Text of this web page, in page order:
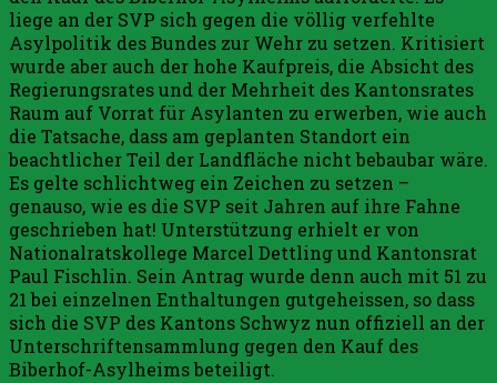
liege an der SVP sich gegen die völlig verfehlte
Asylpolitik des Bundes zur Wehr zu setzen. Kritisiert
wurde aber auch der hohe Kaufpreis, die Absicht des
Regierungsrates und der Mehrheit des Kantonsrates
Raum auf Vorrat für Asylanten zu erwerben, wie auch
die Tatsache, dass am geplanten Standort ein
beachtlicher Teil der Landfläche nicht bebaubar wäre.
Es gelte schlichtweg ein Zeichen zu setzen –
genauso, wie es die SVP seit Jahren auf ihre Fahne
geschrieben hat! Unterstützung erhielt er von
Nationalratskollege Marcel Dettling und Kantonsrat
Paul Fischlin. Sein Antrag wurde denn auch mit 51 zu
21 bei einzelnen Enthaltungen gutgeheissen, so dass
sich die SVP des Kantons Schwyz nun offiziell an der
Unterschriftensammlung gegen den Kauf des
Biberhof-Asylheims beteiligt.